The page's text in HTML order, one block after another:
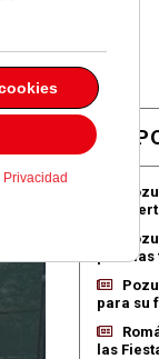
EN
de
para
para su
las